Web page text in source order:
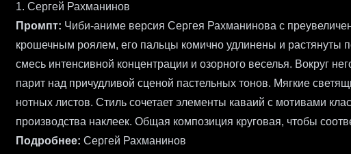
1. Сергей Рахманинов
Промпт: Чиби-аниме версия Сергея Рахманинова с
крошечным роялем, его пальцы комично удлинены и растянуты
смесь интенсивной концентрации и озорного веселья. Вокруг
парит над причудливой сценой пастельных тонов. Мягкие
нотных листов. Стиль сочетает элементы каваий с мотивами
производства наклеек. Общая композиция круговая, чтобы
Подробнее: Сергей Рахманинов